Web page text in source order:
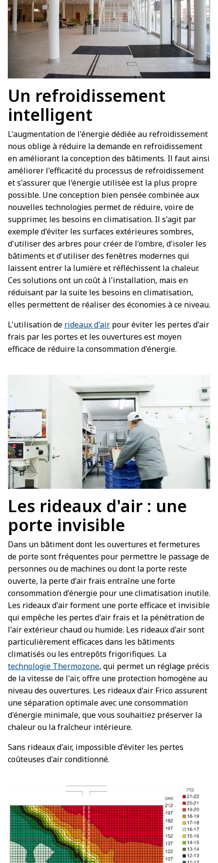
Un refroidissement
intelligent
L'augmentation de l'énergie dédiée au refroidissement
nous oblige à réduire la demande en refroidissement
en améliorant la conception des bâtiments. Il faut ainsi
améliorer l'efficacité du processus de refroidissement
et s'assurer que l'énergie utilisée est la plus propre
possible. Une conception bien pensée combinée aux
nouvelles technologies permet de réduire, voire de
supprimer, les besoins en climatisation. Il s'agit par
exemple d'éviter les surfaces extérieures sombres,
d'utiliser des arbres pour créer de l'ombre, d'isoler les
bâtiments et d'utiliser des fenêtres modernes qui
laissent entrer la lumière et réfléchissent la chaleur.
Ces solutions ont un coût à l'installation, mais en
réduisant par la suite les besoins en climatisation,
elles permettent de réaliser des économies à ce niveau.
L'utilisation de rideaux d'air pour éviter les pertes d'air
frais par les portes et les ouvertures est moyen
efficace de réduire la consommation d'énergie.
Les rideaux d'air : une
porte invisible
Dans un bâtiment dont les ouvertures et fermetures
de porte sont fréquentes pour permettre le passage de
personnes ou de machines ou dont la porte reste
ouverte, la perte d'air frais entraîne une forte
consommation d'énergie pour une climatisation inutile.
Les rideaux d'air forment une porte efficace et invisible
qui empêche les pertes d'air frais et la pénétration de
l'air extérieur chaud ou humide. Les rideaux d'air sont
particulièrement efficaces dans les bâtiments
climatisés ou les entrepôts frigorifiques. La
technologie Thermozone, qui permet un réglage précis
de la vitesse de l'air, offre une protection homogène au
niveau des ouvertures. Les rideaux d'air Frico assurent
une séparation optimale avec une consommation
d'énergie minimale, que vous souhaitiez préserver la
chaleur ou la fraîcheur intérieure.
Sans rideaux d'air, impossible d'éviter les pertes
coûteuses d'air conditionné.